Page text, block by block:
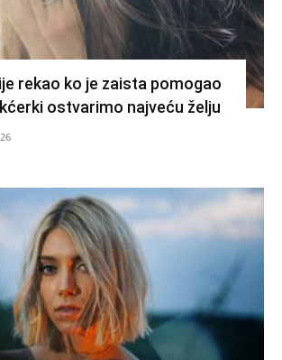
rekao ko je zaista pomogao
ostvarimo najveću želju